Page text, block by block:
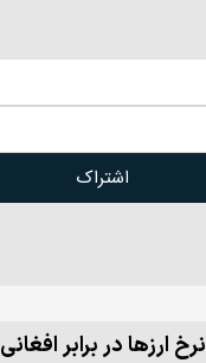
اشتراک
نرخ ارزها در برابر افغانی